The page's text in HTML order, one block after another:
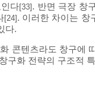
다[33] . 반면 극장 창
[24] . 이러한 차이는 창
다.
콘텐츠라도 창구에
구화 전략의 구조적